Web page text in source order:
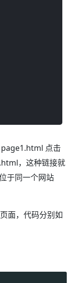
page1.html 点击
，这种链接就
于同一个网站
面，代码分别如